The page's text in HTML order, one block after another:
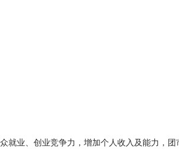
就业、创业竞争力，增加个人收入及能力，